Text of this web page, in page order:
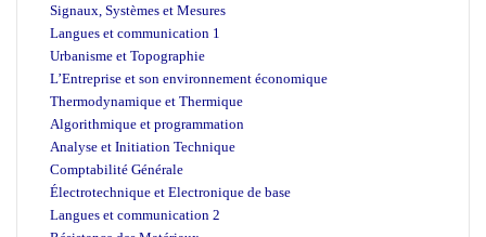
Signaux, Systèmes et Mesures
Langues et communication 1
Urbanisme et Topographie
L’Entreprise et son environnement économique
Thermodynamique et Thermique
Algorithmique et programmation
Analyse et Initiation Technique
Comptabilité Générale
Électrotechnique et Electronique de base
Langues et communication 2